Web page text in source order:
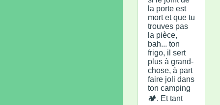
la porte est
mort et que tu
trouves pas
la pièce,
bah... ton
frigo, il sert
plus à grand-
chose, à part
faire joli dans
ton camping
🏕️. Et tant